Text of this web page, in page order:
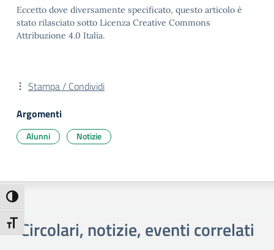
Attiva/disattiva alto contrasto
Attiva/disattiva dimensione testo
Eccetto dove diversamente specificato, questo articolo è
stato rilasciato sotto Licenza Creative Commons
Attribuzione 4.0 Italia.
Stampa / Condividi
Argomenti
Alunni Notizie
Circolari, notizie, eventi correlati